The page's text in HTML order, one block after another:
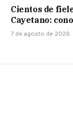
Cientos de
Cayetano:
7 de agosto de 2026